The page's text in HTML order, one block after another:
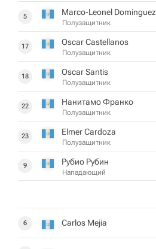
5 Marco-Leonel Dominguez
Полузащитник
17 Oscar Castellanos
Полузащитник
18 Oscar Santis
Полузащитник
22 Нанитамо Франко
Полузащитник
23 Elmer Cardoza
Полузащитник
9 Рубио Рубин
Нападающий
6 Carlos Mejia